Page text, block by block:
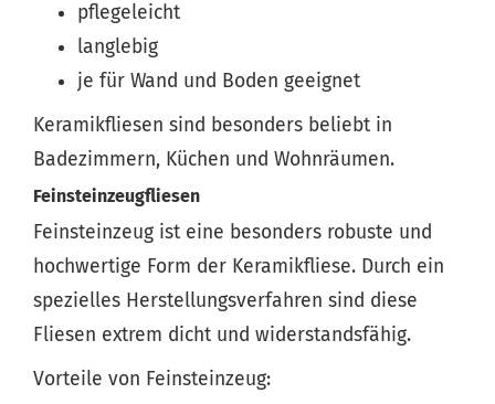
pflegeleicht
langlebig
je für Wand und Boden geeignet
Keramikfliesen sind besonders beliebt in
Badezimmern, Küchen und Wohnräumen.
Feinsteinzeugfliesen
Feinsteinzeug ist eine besonders robuste und
hochwertige Form der Keramikfliese. Durch ein
spezielles Herstellungsverfahren sind diese
Fliesen extrem dicht und widerstandsfähig.
Vorteile von Feinsteinzeug: